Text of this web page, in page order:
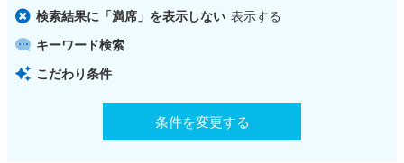
検索結果に「満席」を表示しない 表示する
キーワード検索
こだわり条件
条件を変更する